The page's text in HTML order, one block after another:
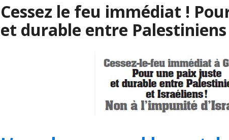
Cessez le feu immédiat !
et durable entre